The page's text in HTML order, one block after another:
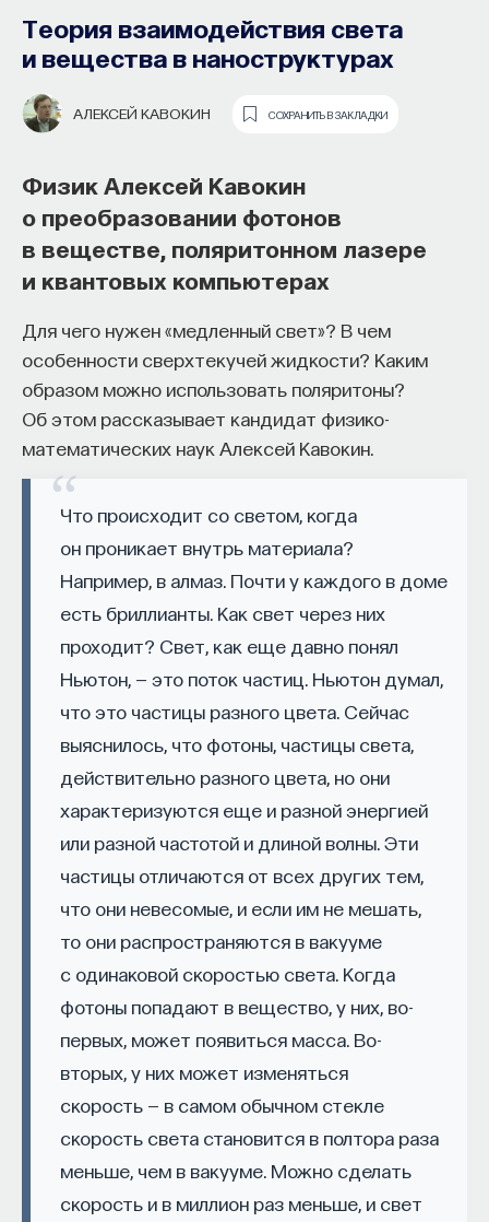
Теория взаимодействия света
и вещества в наноструктурах
АЛЕКСЕЙ КАВОКИН СОХРАНИТЬ В ЗАКЛАДКИ
Физик Алексей Кавокин
о преобразовании фотонов
в веществе, поляритонном лазере
и квантовых компьютерах
Для чего нужен «медленный свет»? В чем
особенности сверхтекучей жидкости? Каким
образом можно использовать поляритоны?
Об этом рассказывает кандидат физико-
математических наук Алексей Кавокин.
Что происходит со светом, когда
он проникает внутрь материала?
Например, в алмаз. Почти у каждого в доме
есть бриллианты. Как свет через них
проходит? Свет, как еще давно понял
Ньютон, — это поток частиц. Ньютон думал,
что это частицы разного цвета. Сейчас
выяснилось, что фотоны, частицы света,
действительно разного цвета, но они
характеризуются еще и разной энергией
или разной частотой и длиной волны. Эти
частицы отличаются от всех других тем,
что они невесомые, и если им не мешать,
то они распространяются в вакууме
с одинаковой скоростью света. Когда
фотоны попадают в вещество, у них, во-
первых, может появиться масса. Во-
вторых, у них может изменяться
скорость — в самом обычном стекле
скорость света становится в полтора раза
меньше, чем в вакууме. Можно сделать
скорость и в миллион раз меньше, и свет
Как наши память, потребности,
эмоции, внимание, воля связаны
с передачей сигналов
от нейромедиаторов?
Как устроена наша нервная система
на структурном, клеточном и молекулярном
уровнях? В чем состоит роль нейромедиаторов
при управлении психическими и физическими
процессами? Как появляются зависимость,
утомление, состояние эйфории или азарта?
Каково воздействие на работу мозга гормонов,
иммунной системы?
Ответы на эти и другие вопросы можно найти,
записавшисьна курс «Химия между нейронами:
вещества, которые управляют нами»
Пройдя этот курс, вы научитесь:
— Ориентироваться в общих принципах
работы нашего организма
— Разбираться в биохимических процессах
мозга
— Понимать причины нейро- и психопатологий
— Осознавать связь своего поведения
и эмоций с активностью нейромедиаторов
Автор курса:Вячеслав Дубынин — доктор
биологических наук, профессор кафедры
физиологии человека и животных биологического
Глава из книги Владимира
Решетникова «Почему небо тёмное.
Как устроена Вселенная»
Мы продолжаем совместно сфондом "Династия"
публикацию глав из книг, интервью с авторами
которых можно найти на нашем сайте. "Почему
ответа на который посвящена
книга Владимира
Решетникова. Оказывается, вовсе не учёным был
тот, кто впервые предложил правильное решение.
Наука! ты — дитя Седых Времен!
Меняя все вниманьем глаз прозрачных,
Зачем тревожишь ты поэта сон,
О коршун! крылья чьи — взмах истин мрачных!
Эдгар По
жанров литературы, может показаться странным
в книге по астрономии. Однако что не было
странным в жизни этого человека?
Эдгар Аллан По рано остался без родителей
из Ричмонда Джона Аллана. Вместе с приемной
семьей Эдгар По пять лет прожил в Англии, где
учился в дорогом пансионе в Лондоне. После
возвращения Алланов в США Эдгар закончил
колледж в Ричмонде, в 1826 году поступил